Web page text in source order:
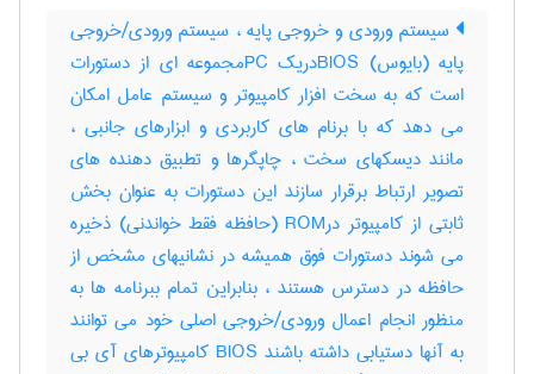
سیستم ورودی و خروجی پایه ، سیستم ورودی/خروجی
پایه (بایوس) BIOSدریک PCمجموعه ای از دستورات
است که به سخت افزار کامپیوتر و سیستم عامل امکان
می دهد که با برنام های کاربردی و ابزارهای جانبی ،
مانند دیسکهای سخت ، چاپگرها و تطبیق دهنده های
تصویر ارتباط برقرار سازند این دستورات به عنوان بخش
ثابتی از کامپیوتر درROM (حافظه فقط خواندنی) ذخیره
می شوند دستورات فوق همیشه در نشانیهای مشخص از
حافظه در دسترس هستند ، بنابراین تمام ببرنامه ها به
منظور انجام اعمال ورودی/خروجی اصلی خود می توانند
به آنها دستیابی داشته باشند BIOS کامپیوترهای آی بی